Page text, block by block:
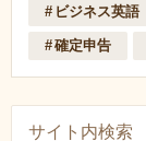
ビジネス英語
確定申告